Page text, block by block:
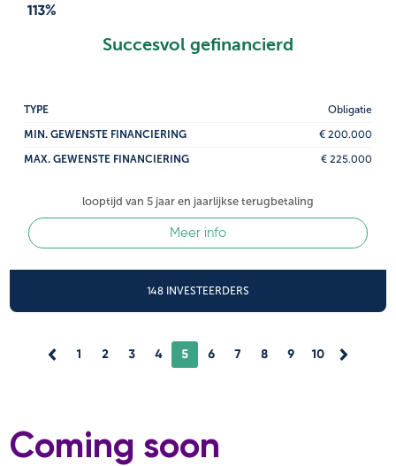
113%
Succesvol gefinancierd
TYPE
Obligatie
MIN. GEWENSTE FINANCIERING
€ 200.000
MAX. GEWENSTE FINANCIERING
€ 225.000
looptijd van 5 jaar en jaarlijkse terugbetaling
Meer info
148 INVESTEERDERS
1 2 3 4 5 6 7 8 9 10
Coming soon